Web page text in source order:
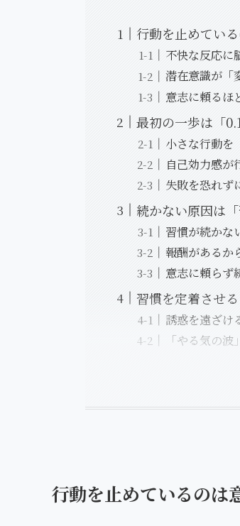
行動を止めてい
不快な反応に
潜在意識が「
意志に頼るほ
最初の一歩は「
小さな行動を
自己効力感が
失敗を恐れず
続かない原因は
習慣が続かな
報酬があるか
意志に頼らず
習慣を定着させる
誘惑を遠ざけ
「やる気の
行動を止めているのは